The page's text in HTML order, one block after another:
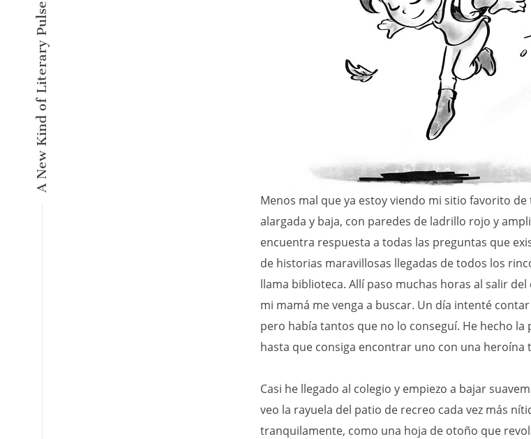
A New Kind of Literary Pulse
Menos mal que ya estoy viendo mi sitio favorito de
alargada y baja, con paredes de ladrillo rojo y
encuentra respuesta a todas las preguntas que
de historias maravillosas llegadas de todos los
llama biblioteca. Allí paso muchas horas al salir
mi mamá me venga a buscar. Un día intenté
pero había tantos que no lo conseguí. He hecho
hasta que consiga encontrar uno con una
Casi he llegado al colegio y empiezo a bajar
veo la rayuela del patio de recreo cada vez más
tranquilamente, como una hoja de otoño que